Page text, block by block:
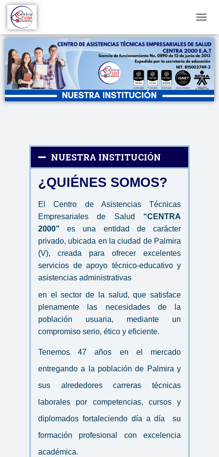
A
M
B
I
A
R
M
O
NUESTRA INSTITUCIÓN
¿QUIÉNES SOMOS?
El Centro de Asistencias Técnicas
Empresariales de Salud “CENTRA
2000” es una entidad de carácter
privado, ubicada en la ciudad de Palmira
(V), creada para ofrecer excelentes
servicios de apoyo técnico-educativo y
asistencias administrativas
en el sector de la salud, que satisface
plenamente las necesidades de la
población usuaria, mediante un
compromiso serio, ético y eficiente.
Tenemos 47 años en el mercado
entregando a la población de Palmira y
sus alrededores carreras técnicas
laborales por competencias, cursos y
diplomados fortaleciendo día a día  su
formación profesional con excelencia
académica.